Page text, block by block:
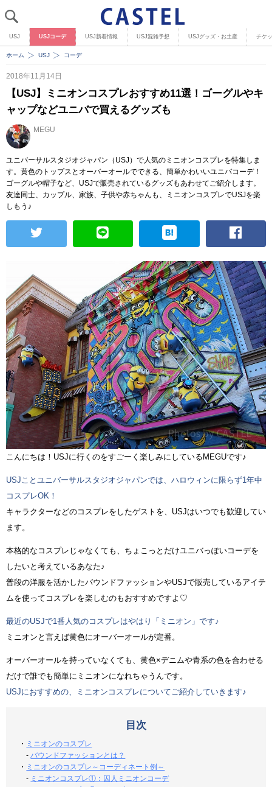
USJ USJコーデ USJ新着情報 USJ混雑予想 USJグッズ・お土産 チケ
ホーム USJ コーデ
2018年11月14日
【USJ】ミニオンコスプレおすすめ11選！ゴーグルやキ
ャップなどユニバで買えるグッズも
MEGU
ユニバーサルスタジオジャパン（USJ）で人気のミニオンコスプレを特集しま
す。黄色のトップスとオーバーオールでできる、簡単かわいいユニバコーデ！
ゴーグルや帽子など、USJで販売されているグッズもあわせてご紹介します。
友達同士、カップル、家族、子供や赤ちゃんも、ミニオンコスプレでUSJを楽
しもう♪
こんにちは！USJに行くのをすごーく楽しみにしているMEGUです♪
USJことユニバーサルスタジオジャパンでは、ハロウィンに限らず1年中
コスプレOK！
キャラクターなどのコスプレをしたゲストを、USJはいつでも歓迎してい
ます。
本格的なコスプレじゃなくても、ちょこっとだけユニバっぽいコーデを
したいと考えているあなた♪
普段の洋服を活かしたバウンドファッションやUSJで販売しているアイテ
ムを使ってコスプレを楽しむのもおすすめですよ♡
最近のUSJで1番人気のコスプレはやはり「ミニオン」です♪
ミニオンと言えば黄色にオーバーオールが定番。
オーバーオールを持っていなくても、黄色×デニムや青系の色を合わせる
だけで誰でも簡単にミニオンになれちゃうんです。
USJにおすすめの、ミニオンコスプレについてご紹介していきます♪
目次
・ ミニオンのコスプレ
-バウンドファッションとは？
・ ミニオンのコスプレ～コーディネート例～
- ミニオンコスプレ①：囚人ミニオンコーデ